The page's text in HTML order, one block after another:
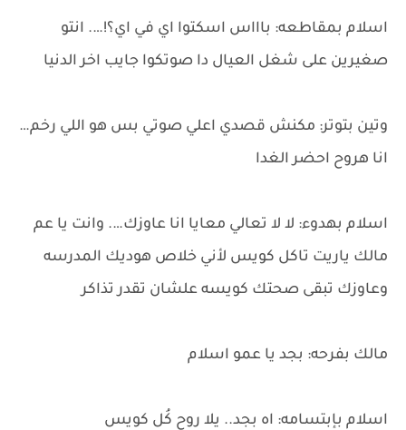
اسلام بمقاطعه: باااس اسكتوا اي في اي؟!…. انتو
صغيرين على شغل العيال دا صوتكوا جايب اخر الدنيا
وتين بتوتر: مكنش قصدي اعلي صوتي بس هو اللي رخم…
انا هروح احضر الغدا
اسلام بهدوء: لا لا تعالي معايا انا عاوزك…. وانت يا عم
مالك ياريت تاكل كويس لأني خلاص هوديك المدرسه
وعاوزك تبقى صحتك كويسه علشان تقدر تذاكر
مالك بفرحه: بجد يا عمو اسلام
اسلام بإبتسامه: اه بجد.. يلا روح كُل كويس